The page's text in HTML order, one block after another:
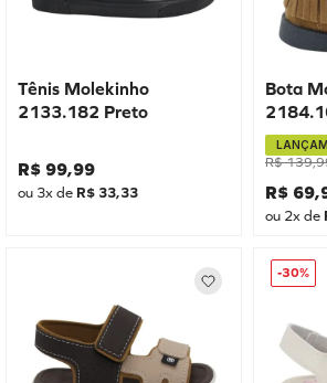
Tênis Molekinho
2133.182 Preto
R$ 99,99
ou 3x de R$ 33,33
Bota
R$ 139,
R$ 69,
ou 2x de
-30%